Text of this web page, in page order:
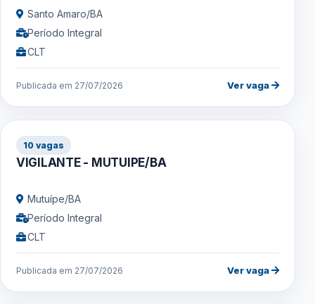
Santo Amaro/BA
Período Integral
CLT
Publicada em 27/07/2026 Ver vaga
10 vagas
VIGILANTE - MUTUIPE/BA
Mutuípe/BA
Período Integral
CLT
Publicada em 27/07/2026 Ver vaga